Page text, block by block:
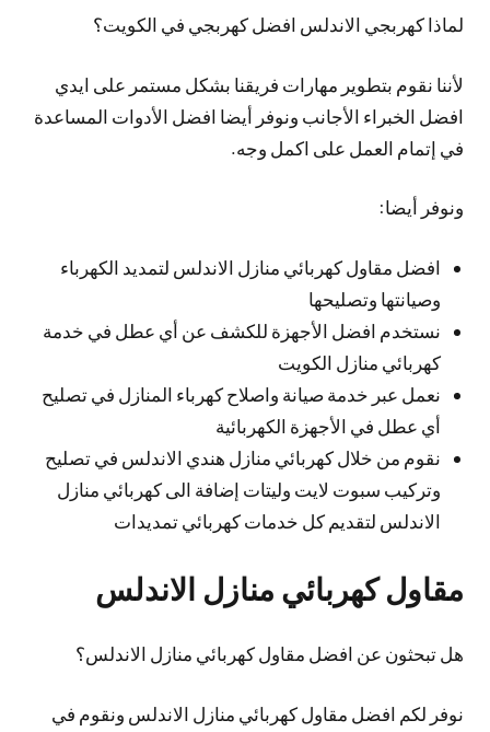
لماذا كهربجي الاندلس افضل كهربجي في الكويت؟
لأننا نقوم بتطوير مهارات فريقنا بشكل مستمر على ايدي
افضل الخبراء الأجانب ونوفر أيضا افضل الأدوات المساعدة
في إتمام العمل على اكمل وجه.
ونوفر أيضا:
افضل مقاول كهربائي منازل الاندلس لتمديد الكهرباء
وصيانتها وتصليحها
نستخدم افضل الأجهزة للكشف عن أي عطل في خدمة
كهربائي منازل الكويت
نعمل عبر خدمة صيانة واصلاح كهرباء المنازل في تصليح
أي عطل في الأجهزة الكهربائية
نقوم من خلال كهربائي منازل هندي الاندلس في تصليح
وتركيب سبوت لايت وليتات إضافة الى كهربائي منازل
الاندلس لتقديم كل خدمات كهربائي تمديدات
مقاول كهربائي منازل الاندلس
هل تبحثون عن افضل مقاول كهربائي منازل الاندلس؟
نوفر لكم افضل مقاول كهربائي منازل الاندلس ونقوم في